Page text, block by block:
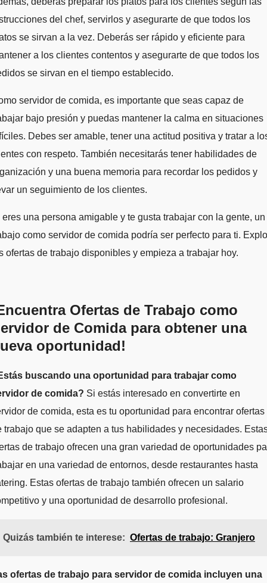
del chef, servirlos y asegurarte de que todos los
se sirvan a la vez. Deberás ser rápido y eficiente para
a los clientes contentos y asegurarte de que todos los
se sirvan en el tiempo establecido.
servidor de comida, es importante que seas capaz de
bajo presión y puedas mantener la calma en situaciones
Debes ser amable, tener una actitud positiva y tratar a
con respeto. También necesitarás tener habilidades de
y una buena memoria para recordar los pedidos y
un seguimiento de los clientes.
eres una persona amigable y te gusta trabajar con la gente, un
como servidor de comida podría ser perfecto para ti.
ofertas de trabajo disponibles y empieza a trabajar hoy.
Ofertas de Trabajo como
de Comida para obtener una
oportunidad!
buscando una oportunidad para trabajar como
de comida? Si estás interesado en convertirte en
de comida, esta es tu oportunidad para encontrar ofertas
trabajo que se adapten a tus habilidades y necesidades.
de trabajo ofrecen una gran variedad de oportunidades
en una variedad de entornos, desde restaurantes hasta
Estas ofertas de trabajo también ofrecen un salario
y una oportunidad de desarrollo profesional.
Quizás también te interese: Ofertas de trabajo: Granjero
ofertas de trabajo para servidor de comida incluyen una